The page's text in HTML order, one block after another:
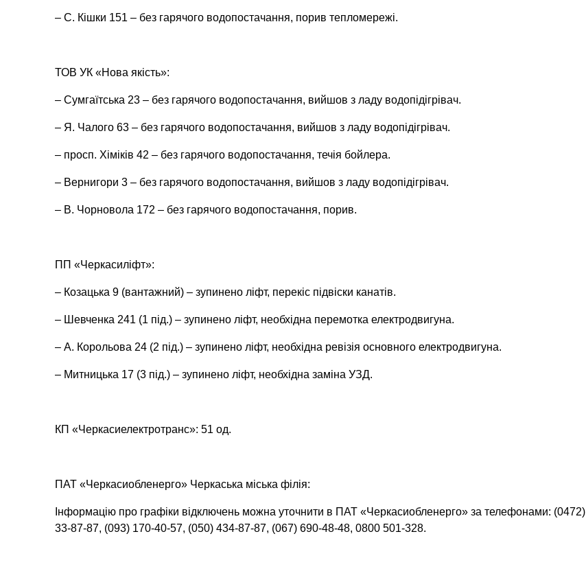
– С. Кішки 151 – без гарячого водопостачання, порив тепломережі.
ТОВ УК «Нова якість»:
– Сумгаїтська 23 – без гарячого водопостачання, вийшов з ладу водопідігрівач.
– Я. Чалого 63 – без гарячого водопостачання, вийшов з ладу водопідігрівач.
– просп. Хіміків 42 – без гарячого водопостачання, течія бойлера.
– Вернигори 3 – без гарячого водопостачання, вийшов з ладу водопідігрівач.
– В. Чорновола 172 – без гарячого водопостачання, порив.
ПП «Черкасиліфт»:
– Козацька 9 (вантажний) – зупинено ліфт, перекіс підвіски канатів.
– Шевченка 241 (1 під.) – зупинено ліфт, необхідна перемотка електродвигуна.
– А. Корольова 24 (2 під.) – зупинено ліфт, необхідна ревізія основного електродвигуна.
– Митницька 17 (3 під.) – зупинено ліфт, необхідна заміна УЗД.
КП «Черкасиелектротранс»: 51 од.
ПАТ «Черкасиобленерго» Черкаська міська філія:
Інформацію про графіки відключень можна уточнити в ПАТ «Черкасиобленерго» за телефонами: (0472)
33-87-87, (093) 170-40-57, (050) 434-87-87, (067) 690-48-48, 0800 501-328.